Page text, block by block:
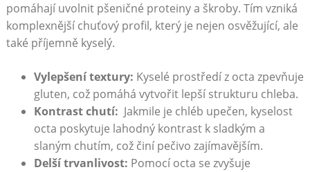
pomáhají uvolnit pšeničné proteiny a⁢ škroby.⁣ Tím vzniká
komplexnější chuťový ‍profil, ⁢který je nejen osvěžující, ale
také ​příjemně‌ kyselý.
Vylepšení textury: Kyselé prostředí z octa zpevňuje
gluten, což pomáhá vytvořit ‍lepší strukturu chleba.
Kontrast chutí: ‍ Jakmile je chléb ⁢upečen, kyselost
octa poskytuje lahodný kontrast k sladkým a
slaným chutím, což činí pečivo zajímavějším.
Delší⁢ trvanlivost: Pomocí⁢ octa se ‌zvyšuje